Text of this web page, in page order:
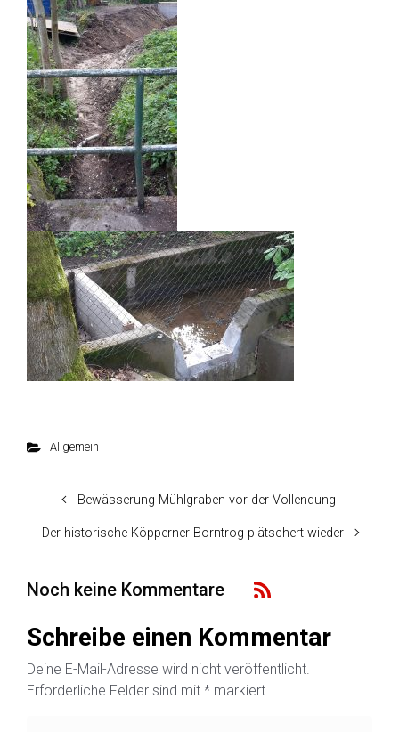
Allgemein
Bewässerung Mühlgraben vor der Vollendung
Der historische Köpperner Borntrog plätschert wieder
Noch keine Kommentare
Schreibe einen Kommentar
Deine E-Mail-Adresse wird nicht veröffentlicht.
Erforderliche Felder sind mit * markiert